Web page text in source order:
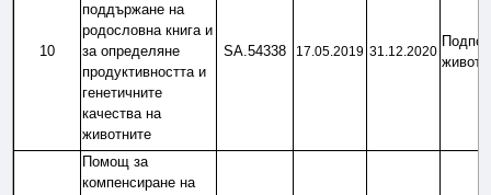
10
поддържане на
родословна книга и
за определяне
продуктивността и
генетичните
качества на
животните
SA.54338 17.05.2019 31.12.2020
Помощ за
компенсиране на